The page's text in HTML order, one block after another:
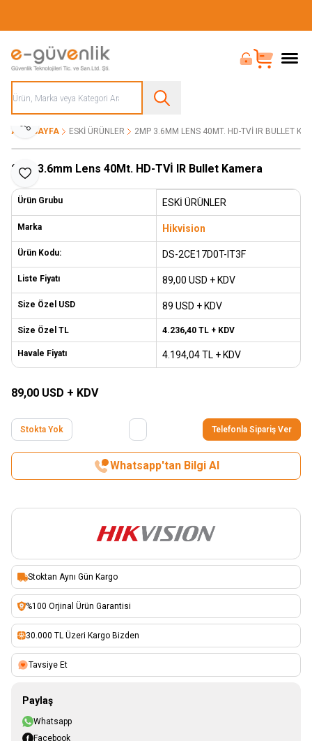
Bayi Girişi
Sepet
ANA SAYFA ESKİ ÜRÜNLER 2MP 3.6MM LENS 40MT. HD-TVİ IR BULLET
Favoriye Ekle
Paylaş
2MP 3.6mm Lens 40Mt. HD-TVİ IR Bullet Kamera
Ürün Grubu ESKİ ÜRÜNLER
Marka Hikvision
Ürün Kodu: DS-2CE17D0T-IT3F
Liste Fiyatı 89,00 USD + KDV
Size Özel USD 89 USD + KDV
Size Özel TL 4.236,40 TL + KDV
Havale Fiyatı 4.194,04TL + KDV
89,00 USD + KDV
Stokta Yok Telefonla Sipariş Ver
Whatsapp'tan Bilgi Al
Stoktan Aynı Gün Kargo
%100 Orjinal Ürün Garantisi
30.000 TL Üzeri Kargo Bizden
Tavsiye Et
Paylaş
Whatsapp
Facebook